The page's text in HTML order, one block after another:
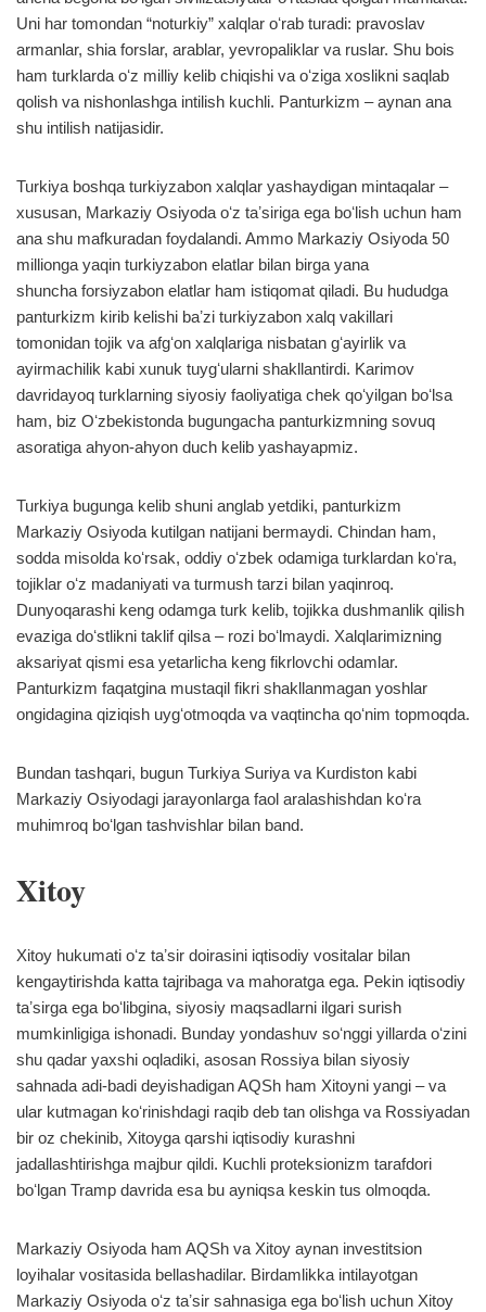
Uni har tomondan “noturkiy” xalqlar oʻrab turadi: pravoslav
armanlar, shia forslar, arablar, yevropaliklar va ruslar. Shu bois
ham turklarda oʻz milliy kelib chiqishi va oʻziga xoslikni saqlab
qolish va nishonlashga intilish kuchli. Panturkizm – aynan ana
shu intilish natijasidir.
Turkiya boshqa turkiyzabon xalqlar yashaydigan mintaqalar –
xususan, Markaziy Osiyoda oʻz taʼsiriga ega boʻlish uchun ham
ana shu mafkuradan foydalandi. Ammo Markaziy Osiyoda 50
millionga yaqin turkiyzabon elatlar bilan birga yana
shuncha forsiyzabon elatlar ham istiqomat qiladi. Bu hududga
panturkizm kirib kelishi baʼzi turkiyzabon xalq vakillari
tomonidan tojik va afgʻon xalqlariga nisbatan gʻayirlik va
ayirmachilik kabi xunuk tuygʻularni shakllantirdi. Karimov
davridayoq turklarning siyosiy faoliyatiga chek qoʻyilgan boʻlsa
ham, biz Oʻzbekistonda bugungacha panturkizmning sovuq
asoratiga ahyon-ahyon duch kelib yashayapmiz.
Turkiya bugunga kelib shuni anglab yetdiki, panturkizm
Markaziy Osiyoda kutilgan natijani bermaydi. Chindan ham,
sodda misolda koʻrsak, oddiy oʻzbek odamiga turklardan koʻra,
tojiklar oʻz madaniyati va turmush tarzi bilan yaqinroq.
Dunyoqarashi keng odamga turk kelib, tojikka dushmanlik qilish
evaziga doʻstlikni taklif qilsa – rozi boʻlmaydi. Xalqlarimizning
aksariyat qismi esa yetarlicha keng fikrlovchi odamlar.
Panturkizm faqatgina mustaqil fikri shakllanmagan yoshlar
ongidagina qiziqish uygʻotmoqda va vaqtincha qoʻnim topmoqda.
Bundan tashqari, bugun Turkiya Suriya va Kurdiston kabi
Markaziy Osiyodagi jarayonlarga faol aralashishdan koʻra
muhimroq boʻlgan tashvishlar bilan band.
Xitoy
Xitoy hukumati oʻz taʼsir doirasini iqtisodiy vositalar bilan
kengaytirishda katta tajribaga va mahoratga ega. Pekin iqtisodiy
taʼsirga ega boʻlibgina, siyosiy maqsadlarni ilgari surish
mumkinligiga ishonadi. Bunday yondashuv soʻnggi yillarda oʻzini
shu qadar yaxshi oqladiki, asosan Rossiya bilan siyosiy
sahnada adi-badi deyishadigan AQSh ham Xitoyni yangi – va
ular kutmagan koʻrinishdagi raqib deb tan olishga va Rossiyadan
bir oz chekinib, Xitoyga qarshi iqtisodiy kurashni
jadallashtirishga majbur qildi. Kuchli proteksionizm tarafdori
boʻlgan Tramp davrida esa bu ayniqsa keskin tus olmoqda.
Markaziy Osiyoda ham AQSh va Xitoy aynan investitsion
loyihalar vositasida bellashadilar. Birdamlikka intilayotgan
Markaziy Osiyoda oʻz taʼsir sahnasiga ega boʻlish uchun Xitoy